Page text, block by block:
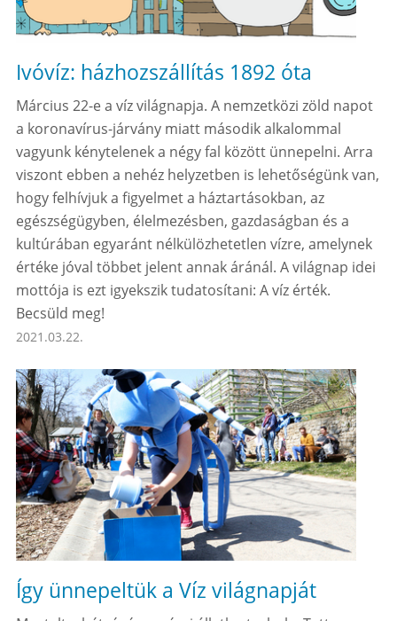
Ivóvíz: házhozszállítás 1892 óta
Március 22-e a víz világnapja. A nemzetközi zöld napot
a koronavírus-járvány miatt második alkalommal
vagyunk kénytelenek a négy fal között ünnepelni. Arra
viszont ebben a nehéz helyzetben is lehetőségünk van,
hogy felhívjuk a figyelmet a háztartásokban, az
egészségügyben, élelmezésben, gazdaságban és a
kultúrában egyaránt nélkülözhetetlen vízre, amelynek
értéke jóval többet jelent annak áránál. A világnap idei
mottója is ezt igyekszik tudatosítani: A víz érték.
Becsüld meg!
2021.03.22.
Így ünnepeltük a Víz világnapját